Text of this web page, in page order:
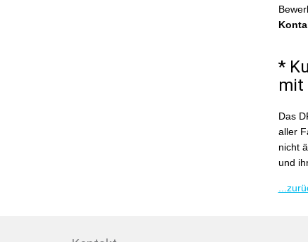
*
mit
Das
aller
nicht
und